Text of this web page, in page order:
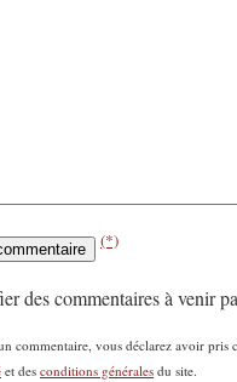
(*)
des commentaires à venir
commentaire, vous déclarez avoir pris
et des conditions générales du site.